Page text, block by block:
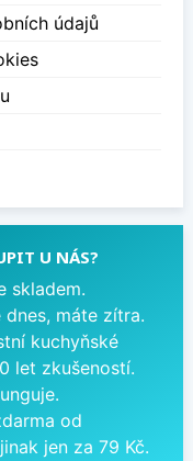
údajů
U NÁS?
skladem.
dnes, máte zítra.
kuchyňské
let zkušeností.
od
jen za 79 Kč.